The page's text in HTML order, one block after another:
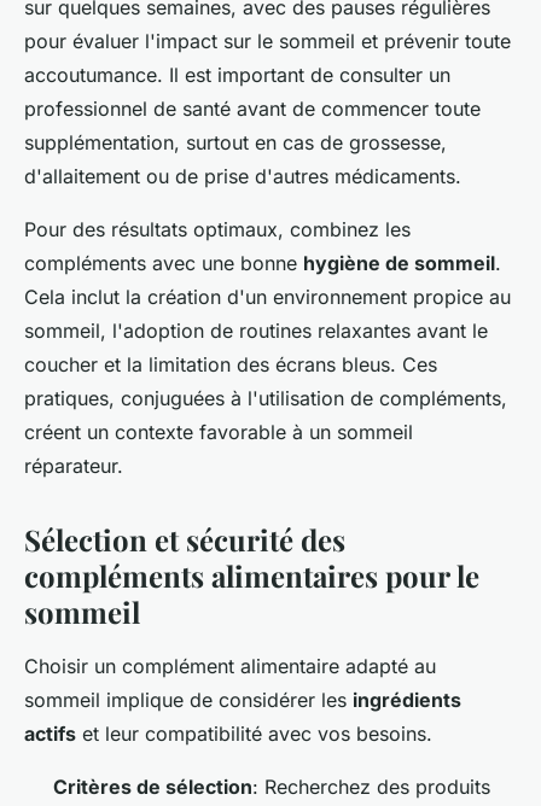
sur quelques semaines, avec des pauses régulières
pour évaluer l'impact sur le sommeil et prévenir toute
accoutumance. Il est important de consulter un
professionnel de santé avant de commencer toute
supplémentation, surtout en cas de grossesse,
d'allaitement ou de prise d'autres médicaments.
Pour des résultats optimaux, combinez les
compléments avec une bonne hygiène de sommeil.
Cela inclut la création d'un environnement propice au
sommeil, l'adoption de routines relaxantes avant le
coucher et la limitation des écrans bleus. Ces
pratiques, conjuguées à l'utilisation de compléments,
créent un contexte favorable à un sommeil
réparateur.
Sélection et sécurité des
compléments alimentaires pour le
sommeil
Choisir un complément alimentaire adapté au
sommeil implique de considérer les ingrédients
actifs et leur compatibilité avec vos besoins.
Critères de sélection: Recherchez des produits